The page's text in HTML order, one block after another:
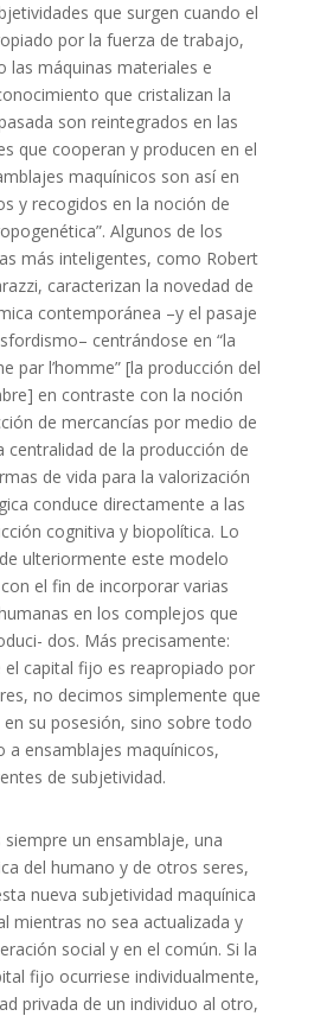
que surgen cuando el
por la fuerza de trabajo,
las máquinas materiales e
que cristalizan la
son reintegrados en las
que cooperan y producen en el
maquínicos son así en
y recogidos en la noción de
Algunos de los
más inteligentes, como Robert
caracterizan la novedad de
contemporánea –y el pasaje
centrándose en “la
par l’homme” [la producción del
en contraste con la noción
de mercancías por medio de
centralidad de la producción de
de vida para la valorización
conduce directamente a las
cognitiva y biopolítica. Lo
ulteriormente este modelo
el fin de incorporar varias
en los complejos que
dos. Más precisamente:
el capital fijo es reapropiado por
no decimos simplemente que
su posesión, sino sobre todo
a ensamblajes maquínicos,
de subjetividad.
un ensamblaje, una
del humano y de otros seres,
nueva subjetividad maquínica
mientras no sea actualizada y
social y en el común. Si la
fijo ocurriese individualmente,
privada de un individuo al otro,